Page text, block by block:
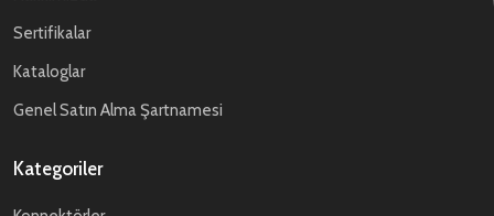
Sertifikalar
Kataloglar
Genel Satın Alma Şartnamesi
Kategoriler